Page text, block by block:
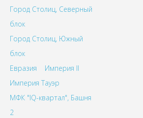
Город Столиц, Северный
блок
Город Столиц, Южный
блок
Евразия
Империя II
Империя Тауэр
МФК "IQ-квартал", Башня
2